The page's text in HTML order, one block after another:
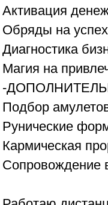
Активация
Обряды на
Диагностика
Магия на
-
Подбор
Рунические
Кармическая
Сопровождение